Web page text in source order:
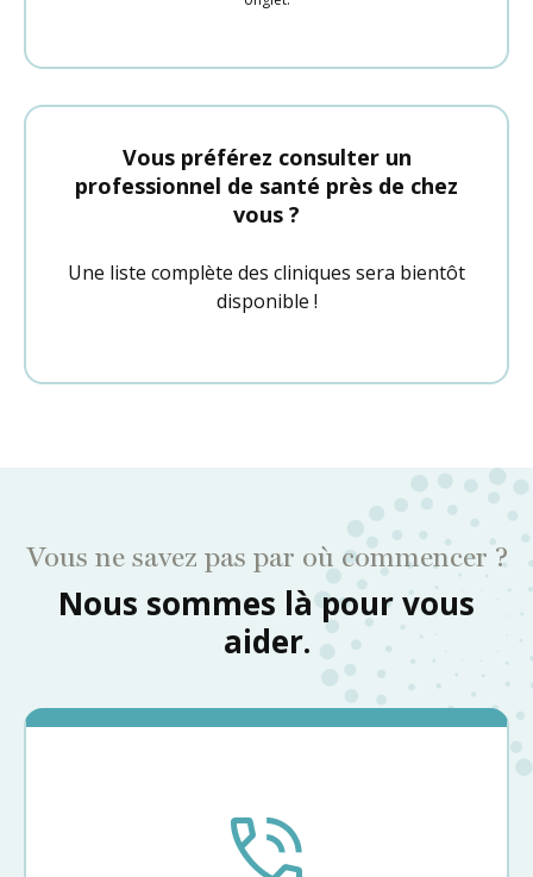
Vous préférez consulter un
professionnel de santé près de chez
vous ?
Une liste complète des cliniques sera bientôt
disponible !
Vous ne savez pas par où commencer ?
Nous sommes là pour vous
aider.